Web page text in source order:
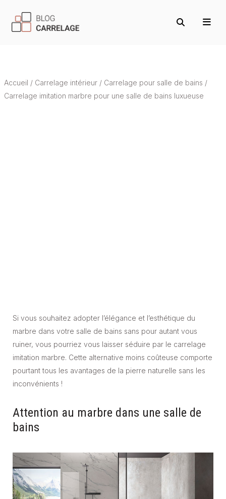
Accueil / Carrelage intérieur/ Carrelage pour salle de bains /
Carrelage imitation marbre pour une salle de bains luxueuse
Si vous souhaitez adopter l’élégance et l’esthétique du
marbre dans votre salle de bains sans pour autant vous
ruiner, vous pourriez vous laisser séduire par le carrelage
imitation marbre. Cette alternative moins coûteuse comporte
pourtant tous les avantages de la pierre naturelle sans les
inconvénients !
Attention au marbre dans une salle de
bains